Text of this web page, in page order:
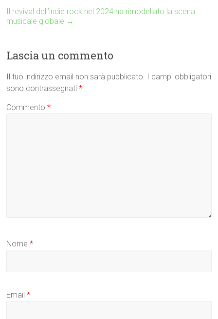
Il revival dell’indie rock nel 2024 ha rimodellato la scena
musicale globale →
Lascia un commento
Il tuo indirizzo email non sarà pubblicato. I campi obbligatori
sono contrassegnati*
Commento*
Nome*
Email*